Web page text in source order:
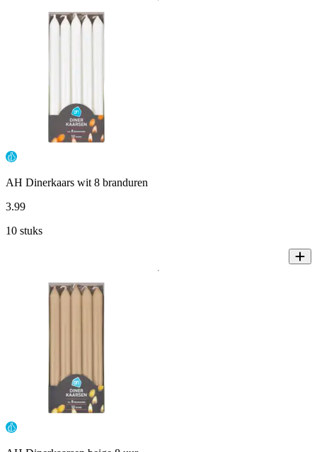
AH Dinerkaars wit 8 branduren
3.99
10 stuks